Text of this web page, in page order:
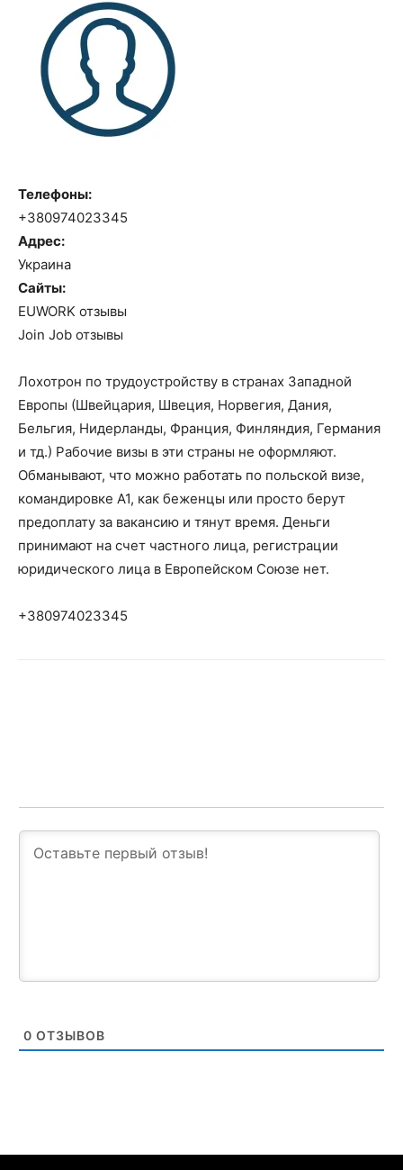
Телефоны:
+380974023345
Адрес:
Украина
Сайты:
EUWORK отзывы
Join Job отзывы
Лохотрон по трудоустройству в странах Западной
Европы (Швейцария, Швеция, Норвегия, Дания,
Бельгия, Нидерланды, Франция, Финляндия, Германия
и тд.) Рабочие визы в эти страны не оформляют.
Обманывают, что можно работать по польской визе,
командировке А1, как беженцы или просто берут
предоплату за вакансию и тянут время. Деньги
принимают на счет частного лица, регистрации
юридического лица в Европейском Союзе нет.
+380974023345
0 ОТЗЫВОВ